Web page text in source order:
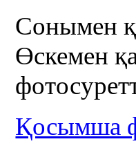
Сонымен
Өскемен
Қосымша